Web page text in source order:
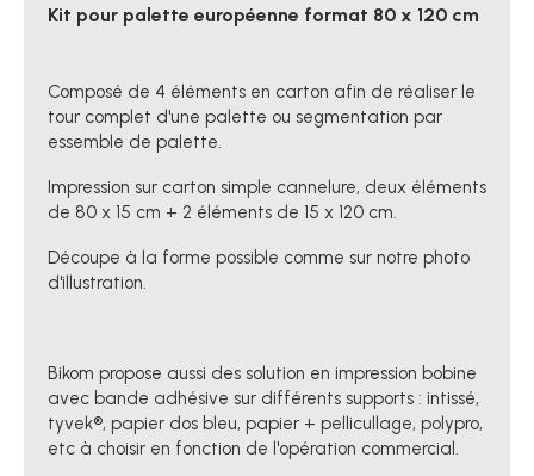
Kit pour palette européenne format 80 x 120 cm
Composé de 4 éléments en carton afin de réaliser le
tour complet d'une palette ou segmentation par
essemble de palette.
Impression sur carton simple cannelure, deux éléments
de 80 x 15 cm + 2 éléments de 15 x 120 cm.
Découpe à la forme possible comme sur notre photo
d'illustration.
Bikom propose aussi des solution en impression bobine
avec bande adhésive sur différents supports : intissé,
tyvek®, papier dos bleu, papier + pellicullage, polypro,
etc à choisir en fonction de l'opération commercial.